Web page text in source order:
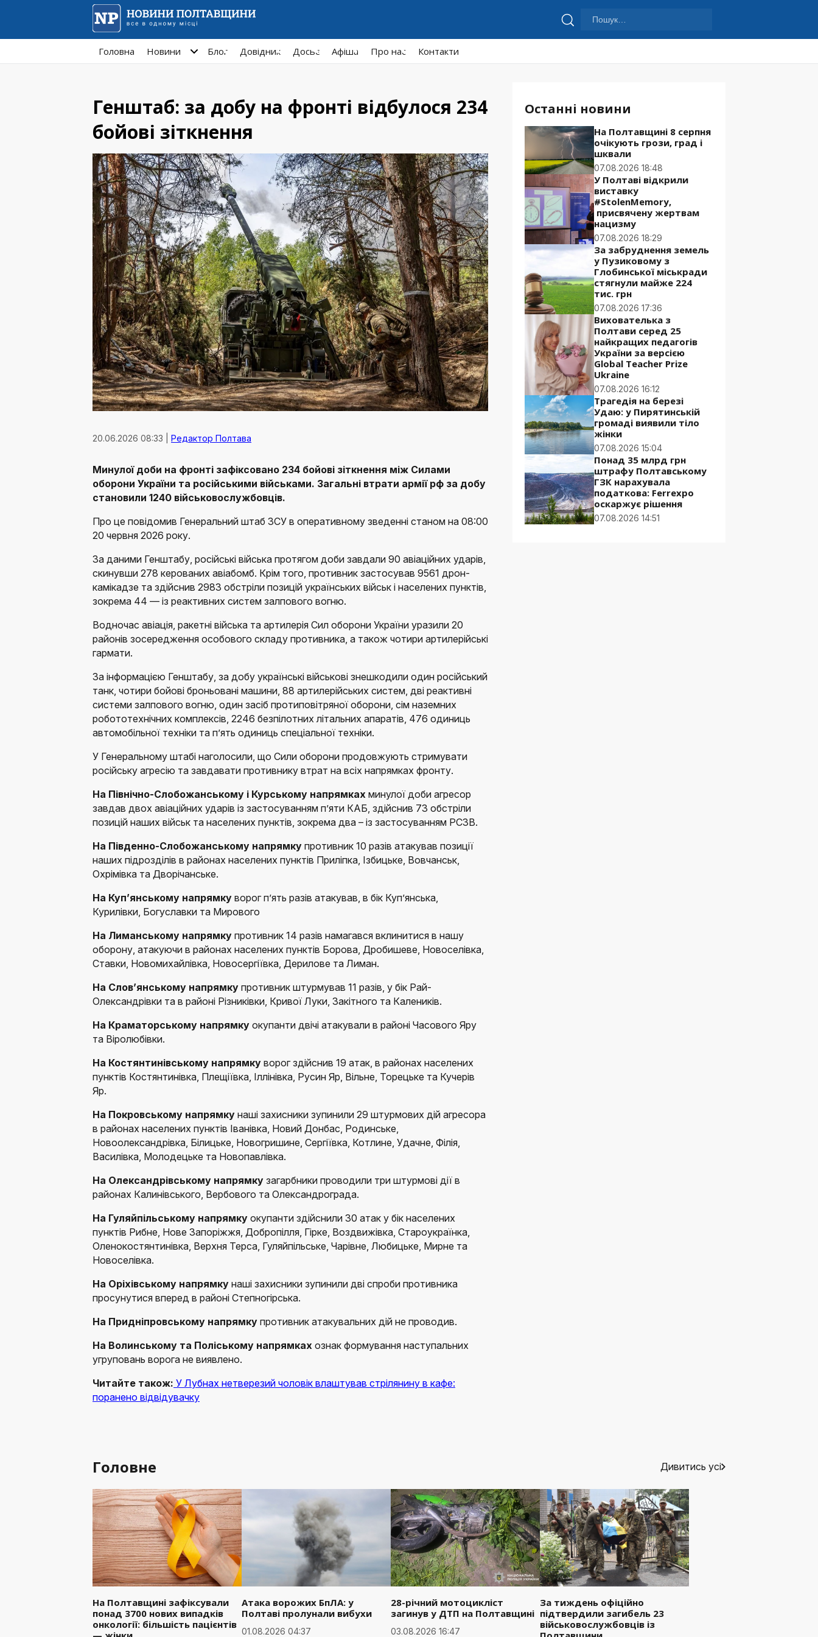
Пошук:
Головна Новини Блог Довідник Досьє Афiша Про нас Контакти
Генштаб: за добу на фронті відбулося 234
бойові зіткнення
20.06.2026 08:33 | Редактор Полтава
Минулої доби на фронті зафіксовано 234 бойові зіткнення між Силами
оборони України та російськими військами. Загальні втрати армії рф за добу
становили 1240 військовослужбовців.
Про це повідомив Генеральний штаб ЗСУ в оперативному зведенні станом на 08:00
20 червня 2026 року.
За даними Генштабу, російські війська протягом доби завдали 90 авіаційних ударів,
скинувши 278 керованих авіабомб. Крім того, противник застосував 9561 дрон-
камікадзе та здійснив 2983 обстріли позицій українських військ і населених пунктів,
зокрема 44 — із реактивних систем залпового вогню.
Водночас авіація, ракетні війська та артилерія Сил оборони України уразили 20
районів зосередження особового складу противника, а також чотири артилерійські
гармати.
За інформацією Генштабу, за добу українські військові знешкодили один російський
танк, чотири бойові броньовані машини, 88 артилерійських систем, дві реактивні
системи залпового вогню, один засіб протиповітряної оборони, сім наземних
робототехнічних комплексів, 2246 безпілотних літальних апаратів, 476 одиниць
автомобільної техніки та п’ять одиниць спеціальної техніки.
У Генеральному штабі наголосили, що Сили оборони продовжують стримувати
російську агресію та завдавати противнику втрат на всіх напрямках фронту.
На Північно-Слобожанському і Курському напрямках минулої доби агресор
завдав двох авіаційних ударів із застосуванням п’яти КАБ, здійснив 73 обстріли
позицій наших військ та населених пунктів, зокрема два – із застосуванням РСЗВ.
На Південно-Слобожанському напрямку противник 10 разів атакував позиції
наших підрозділів в районах населених пунктів Приліпка, Ізбицьке, Вовчанськ,
Охрімівка та Дворічанське.
На Куп’янському напрямку ворог п’ять разів атакував, в бік Куп’янська,
Курилівки, Богуславки та Мирового
На Лиманському напрямку противник 14 разів намагався вклинитися в нашу
оборону, атакуючи в районах населених пунктів Борова, Дробишеве, Новоселівка,
Ставки, Новомихайлівка, Новосергіївка, Дерилове та Лиман.
На Слов’янському напрямку противник штурмував 11 разів, у бік Рай-
Олександрівки та в районі Різниківки, Кривої Луки, Закітного та Калеників.
На Краматорському напрямку окупанти двічі атакували в районі Часового Яру
та Віролюбівки.
На Костянтинівському напрямку ворог здійснив 19 атак, в районах населених
пунктів Костянтинівка, Плещіївка, Іллінівка, Русин Яр, Вільне, Торецьке та Кучерів
Яр.
На Покровському напрямку наші захисники зупинили 29 штурмових дій агресора
в районах населених пунктів Іванівка, Новий Донбас, Родинське,
Новоолександрівка, Білицьке, Новогришине, Сергіївка, Котлине, Удачне, Філія,
Василівка, Молодецьке та Новопавлівка.
На Олександрівському напрямку загарбники проводили три штурмові дії в
районах Калинівського, Вербового та Олександрограда.
На Гуляйпільському напрямку окупанти здійснили 30 атак у бік населених
пунктів Рибне, Нове Запоріжжя, Добропілля, Гірке, Воздвижівка, Староукраїнка,
Оленокостянтинівка, Верхня Терса, Гуляйпільське, Чарівне, Любицьке, Мирне та
Новоселівка.
На Оріхівському напрямку наші захисники зупинили дві спроби противника
просунутися вперед в районі Степногірська.
На Придніпровському напрямку противник атакувальних дій не проводив.
На Волинському та Поліському напрямках ознак формування наступальних
угруповань ворога не виявлено.
Читайте також: У Лубнах нетверезий чоловік влаштував стрілянину в кафе:
поранено відвідувачку
Останні новини
На Полтавщині 8 серпня
очікують грози, град і
шквали
07.08.2026 18:48
У Полтаві відкрили
виставку
#StolenMemory,
присвячену жертвам
нацизму
07.08.2026 18:29
За забруднення земель
у Пузиковому з
Глобинської міськради
стягнули майже 224
тис. грн
07.08.2026 17:36
Вихователька з
Полтави серед 25
найкращих педагогів
України за версією
Global Teacher Prize
Ukraine
07.08.2026 16:12
Трагедія на березі
Удаю: у Пирятинській
громаді виявили тіло
жінки
07.08.2026 15:04
Понад 35 млрд грн
штрафу Полтавському
ГЗК нарахувала
податкова: Ferrexpo
оскаржує рішення
07.08.2026 14:51
Головне Дивитись усі
На Полтавщині зафіксували
понад 3700 нових випадків
онкології: більшість пацієнтів
Атака ворожих БпЛА: у
Полтаві пролунали вибухи
01.08.2026 04:37
28-річний мотоцикліст
загинув у ДТП на Полтавщині
03.08.2026 16:47
За тиждень офіційно
підтвердили загибель 23
військовослужбовців із